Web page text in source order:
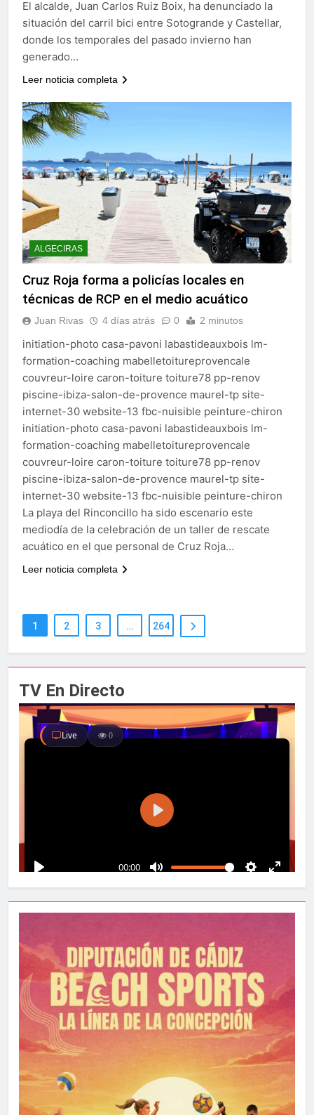
TV En Directo
El alcalde, Juan Carlos Ruiz Boix, ha denunciado la
situación del carril bici entre Sotogrande y Castellar,
donde los temporales del pasado invierno han
generado…
Leer noticia completa
ALGECIRAS
Cruz Roja forma a policías locales en
técnicas de RCP en el medio acuático
Juan Rivas 4 días atrás 0 2 minutos
initiation-photo casa-pavoni labastideauxbois lm-
formation-coaching mabelletoitureprovencale
couvreur-loire caron-toiture toiture78 pp-renov
piscine-ibiza-salon-de-provence maurel-tp site-
internet-30 website-13 fbc-nuisible peinture-chiron
initiation-photo casa-pavoni labastideauxbois lm-
formation-coaching mabelletoitureprovencale
couvreur-loire caron-toiture toiture78 pp-renov
piscine-ibiza-salon-de-provence maurel-tp site-
internet-30 website-13 fbc-nuisible peinture-chiron
La playa del Rinconcillo ha sido escenario este
mediodía de la celebración de un taller de rescate
acuático en el que personal de Cruz Roja…
Leer noticia completa
1 2 3 … 264